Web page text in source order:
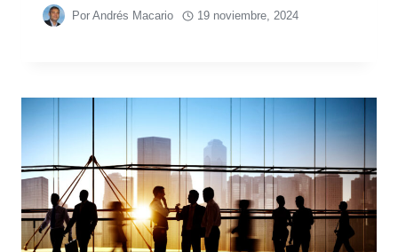
Por Andrés Macario 19 noviembre, 2024